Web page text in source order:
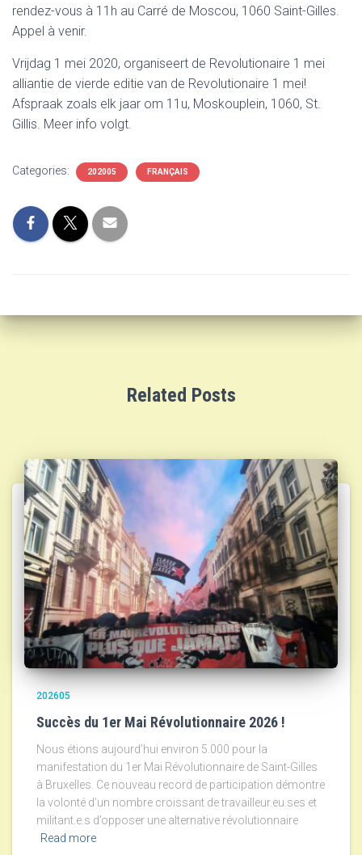
rendez-vous à 11h au Carré de Moscou, 1060 Saint-Gilles.
Appel à venir.
Vrijdag 1 mei 2020, organiseert de Revolutionaire 1 mei
alliantie de vierde editie van de Revolutionaire 1 mei!
Afspraak zoals elk jaar om 11u, Moskouplein, 1060, St.
Gillis. Meer info volgt.
Categories: 202005 FRANÇAIS
Related Posts
202605
Succès du 1er Mai Révolutionnaire 2026 !
Nous étions aujourd’hui environ 5.000 pour la
manifestation du 1er Mai Révolutionnaire de Saint-Gilles
à Bruxelles. Ce nouveau record de participation démontre
la volonté d’un nombre croissant de travailleur.eu.ses et
militant.e.s d’opposer une alternative révolutionnaire
Read more